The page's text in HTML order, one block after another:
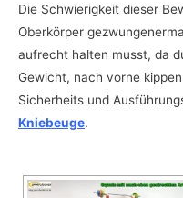
Die Schwierigkeit dieser
Oberkörper
aufrecht halten musst, da
Gewicht, nach vorne
Sicherheits und
Kniebeuge.